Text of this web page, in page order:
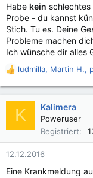
Habe kein schlechtes
Probe - du kannst
Stich. Tu es. Deine
Probleme machen
Ich wünsche dir alles
R
a
e
n
ludmilla, Martin H.,
K Kalimera
Poweruser
Registriert
12.12.2016
Eine Krankmeldung